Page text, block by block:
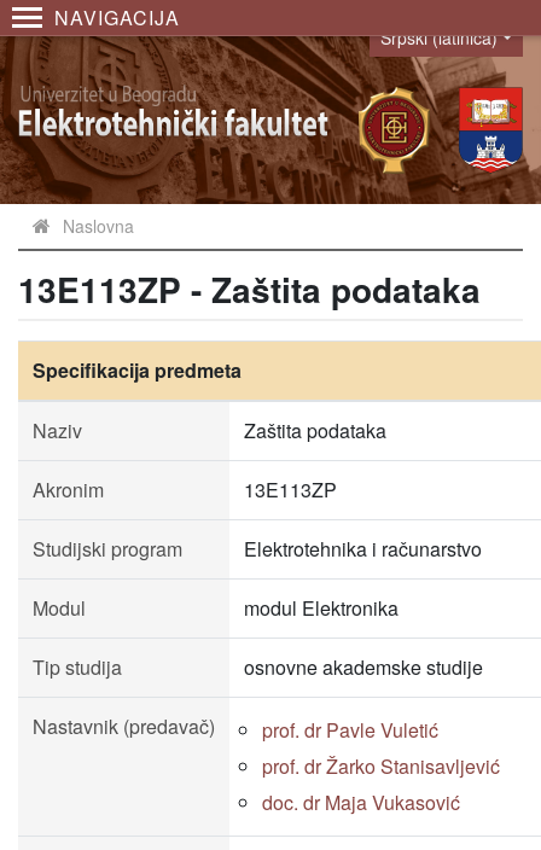
NAVIGACIJA
Language
Srpski (latinica)
Naslovna
13E113ZP - Zaštita podataka
Specifikacija predmeta
Naziv Zaštita podataka
Akronim 13E113ZP
Studijski program Elektrotehnika i računarstvo
Modul modul Elektronika
Tip studija osnovne akademske studije
Nastavnik (predavač)
prof. dr Pavle Vuletić
prof. dr Žarko Stanisavljević
doc. dr Maja Vukasović